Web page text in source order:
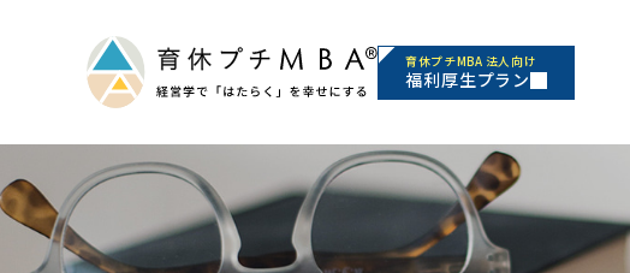
育休プチMBA 法人向け
福利厚生プラン